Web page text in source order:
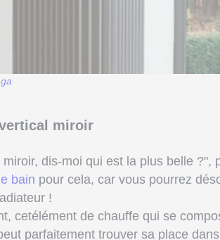
miroir
dis-moi qui est la plus belle ?",
bain pour cela, car vous pourrez
!
cetélément de chauffe qui se
parfaitement trouver sa place